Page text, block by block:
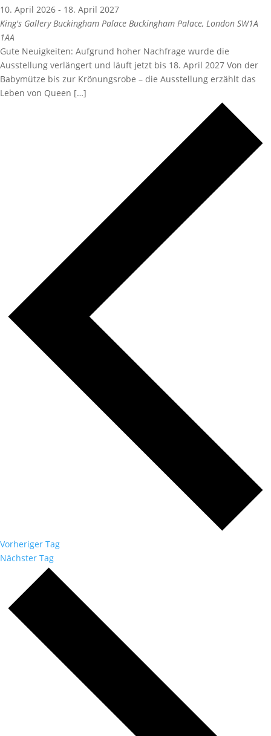
10. April 2026 - 18. April 2027
King's Gallery Buckingham Palace Buckingham Palace, London SW1A
1AA
Gute Neuigkeiten: Aufgrund hoher Nachfrage wurde die
Ausstellung verlängert und läuft jetzt bis 18. April 2027 Von der
Babymütze bis zur Krönungsrobe – die Ausstellung erzählt das
Leben von Queen […]
Vorheriger Tag
Nächster Tag